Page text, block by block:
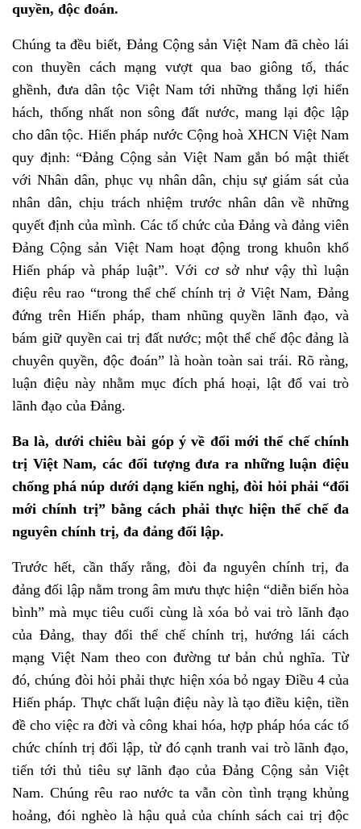
quyền, độc đoán.
Chúng ta đều biết, Đảng Cộng sản Việt Nam đã chèo lái
con thuyền cách mạng vượt qua bao giông tố, thác
ghềnh, đưa dân tộc Việt Nam tới những thắng lợi hiển
hách, thống nhất non sông đất nước, mang lại độc lập
cho dân tộc. Hiến pháp nước Cộng hoà XHCN Việt Nam
quy định: “Đảng Cộng sản Việt Nam gắn bó mật thiết
với Nhân dân, phục vụ nhân dân, chịu sự giám sát của
nhân dân, chịu trách nhiệm trước nhân dân về những
quyết định của mình. Các tổ chức của Đảng và đảng viên
Đảng Cộng sản Việt Nam hoạt động trong khuôn khổ
Hiến pháp và pháp luật”. Với cơ sở như vậy thì luận
điệu rêu rao “trong thể chế chính trị ở Việt Nam, Đảng
đứng trên Hiến pháp, tham nhũng quyền lãnh đạo, và
bám giữ quyền cai trị đất nước; một thể chế độc đảng là
chuyên quyền, độc đoán” là hoàn toàn sai trái. Rõ ràng,
luận điệu này nhằm mục đích phá hoại, lật đổ vai trò
lãnh đạo của Đảng.
Ba là, dưới chiêu bài góp ý về đổi mới thể chế chính
trị Việt Nam, các đối tượng đưa ra những luận điệu
chống phá núp dưới dạng kiến nghị, đòi hỏi phải “đổi
mới chính trị” bằng cách phải thực hiện thể chế đa
nguyên chính trị, đa đảng đối lập.
Trước hết, cần thấy rằng, đòi đa nguyên chính trị, đa
đảng đối lập nằm trong âm mưu thực hiện “diễn biến hòa
bình” mà mục tiêu cuối cùng là xóa bỏ vai trò lãnh đạo
của Đảng, thay đổi thể chế chính trị, hướng lái cách
mạng Việt Nam theo con đường tư bản chủ nghĩa. Từ
đó, chúng đòi hỏi phải thực hiện xóa bỏ ngay Điều 4 của
Hiến pháp. Thực chất luận điệu này là tạo điều kiện, tiền
đề cho việc ra đời và công khai hóa, hợp pháp hóa các tổ
chức chính trị đối lập, từ đó cạnh tranh vai trò lãnh đạo,
tiến tới thủ tiêu sự lãnh đạo của Đảng Cộng sản Việt
Nam. Chúng rêu rao nước ta vẫn còn tình trạng khủng
hoảng, đói nghèo là hậu quả của chính sách cai trị độc